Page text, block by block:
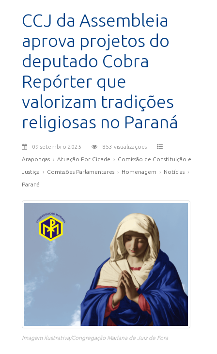
CCJ da Assembleia
aprova projetos do
deputado Cobra
Repórter que
valorizam tradições
religiosas no Paraná
09 setembro 2025
853 visualizações
Arapongas › Atuação Por Cidade › Comissão de Constituição e
Justiça › Comissões Parlamentares › Homenagem › Notícias ›
Paraná
Imagem ilustrativa/Congregação Mariana de Juiz de Fora